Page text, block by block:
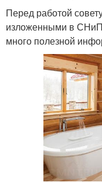
Перед работой
изложенными в
много полезной